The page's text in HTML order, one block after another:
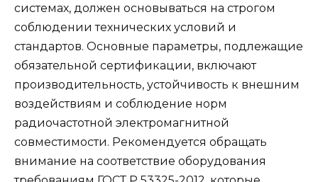
системах, должен основываться на строгом
соблюдении технических условий и
стандартов. Основные параметры, подлежащие
обязательной сертификации, включают
производительность, устойчивость к внешним
воздействиям и соблюдение норм
радиочастотной электромагнитной
совместимости. Рекомендуется обращать
внимание на соответствие оборудования